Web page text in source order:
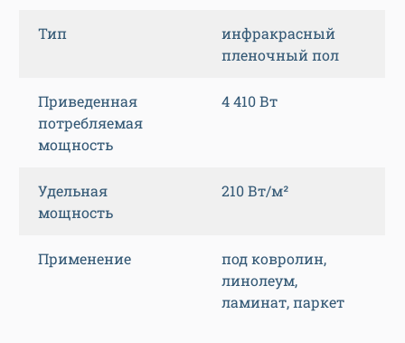
Тип
инфракрасный
пленочный пол
Приведенная
потребляемая
мощность
4 410 Вт
Удельная
мощность
210 Вт/м²
Применение
под ковролин,
линолеум,
ламинат, паркет